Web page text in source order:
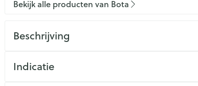
Bekijk alle producten van Bota
Beschrijving
Indicatie